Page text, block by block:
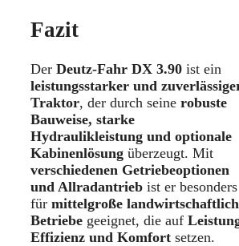
Fazit
Der Deutz-Fahr DX 3.90 ist ein
leistungsstarker und
Traktor, der durch seine robuste
Bauweise, starke
Hydraulikleistung und optionale
Kabinenlösung überzeugt. Mit
verschiedenen Getriebeoptionen
und Allradantrieb ist er besonders
für mittelgroße
Betriebe geeignet, die auf
Effizienz und Komfort setzen.